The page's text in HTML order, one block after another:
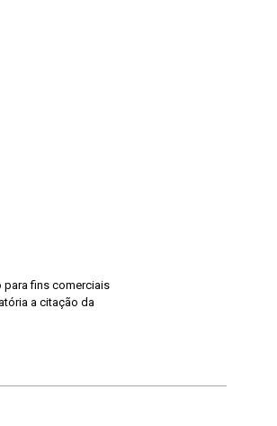
para fins comerciais
a citação da